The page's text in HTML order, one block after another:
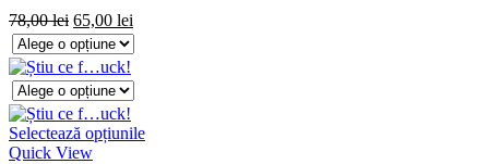
78,00lei 65,00 lei
Selectează opțiunile
Quick View